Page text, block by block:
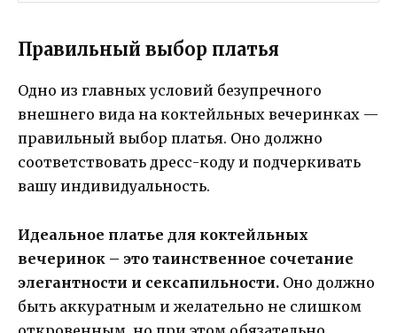
Правильный выбор платья
Одно из главных условий безупречного
внешнего вида на коктейльных вечеринках —
правильный выбор платья. Оно должно
соответствовать дресс-коду и подчеркивать
вашу индивидуальность.
Идеальное платье для коктейльных
вечеринок – это таинственное сочетание
элегантности и сексапильности. Оно должно
быть аккуратным и желательно не слишком